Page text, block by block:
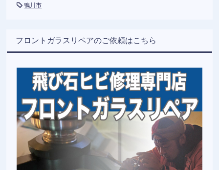
鴨川市
フロントガラスリペアのご依頼はこちら